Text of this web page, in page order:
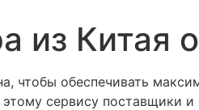
из Китая
чтобы обеспечивать
сервису поставщики